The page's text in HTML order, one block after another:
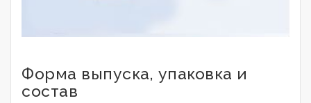
Форма выпуска, упаковка и
состав